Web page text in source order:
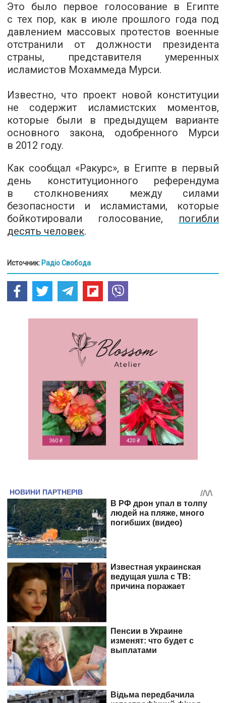
Это было первое голосование в Египте
с тех пор, как в июле прошлого года под
давлением массовых протестов военные
отстранили от должности президента
страны, представителя умеренных
исламистов Мохаммеда Мурси.
Известно, что проект новой конституции
не содержит исламистских моментов,
которые были в предыдущем варианте
основного закона, одобренного Мурси
в 2012 году.
Как сообщал «Ракурс», в Египте в первый
день конституционного референдума
в столкновениях между силами
безопасности и исламистами, которые
бойкотировали голосование, погибли
десять человек.
Источник: Радіо Свобода